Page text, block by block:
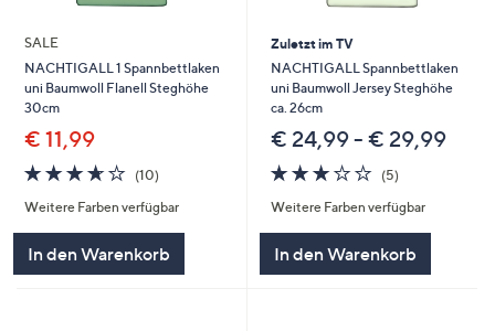
SALE
NACHTIGALL 1 Spannbettlaken
uni Baumwoll Flanell Steghöhe
30cm
€ 11,99
3.6
von
5
(10)10
Weitere Farben verfügbar
In den Warenkorb
Zuletzt im TV
NACHTIGALL Spannbettlaken
uni Baumwoll Jersey Steghöhe
ca. 26cm
€ 24,99 - € 29,99
3.2
von
5
(5)5
Weitere Farben verfügbar
In den Warenkorb